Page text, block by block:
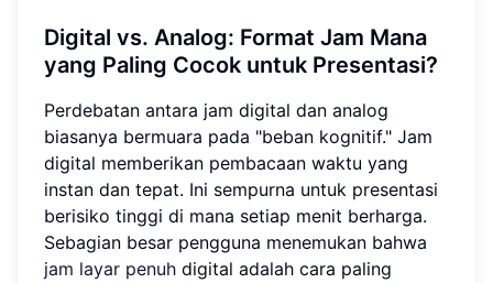
Digital vs. Analog: Format Jam Mana
yang Paling Cocok untuk Presentasi?
Perdebatan antara jam digital dan analog
biasanya bermuara pada "beban kognitif." Jam
digital memberikan pembacaan waktu yang
instan dan tepat. Ini sempurna untuk presentasi
berisiko tinggi di mana setiap menit berharga.
Sebagian besar pengguna menemukan bahwa
jam layar penuh digital adalah cara paling